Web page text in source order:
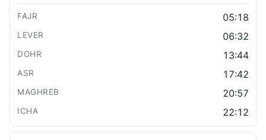
05:18
06:32
13:44
17:42
20:57
22:12